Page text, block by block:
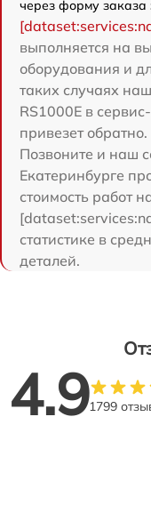
через форму заказа
выполняется на
оборудования и
таких случаях
RS1000E в
привезет обратно.
Позвоните и наш
Екатеринбурге
стоимость работ
статистике в
деталей.
4.91799